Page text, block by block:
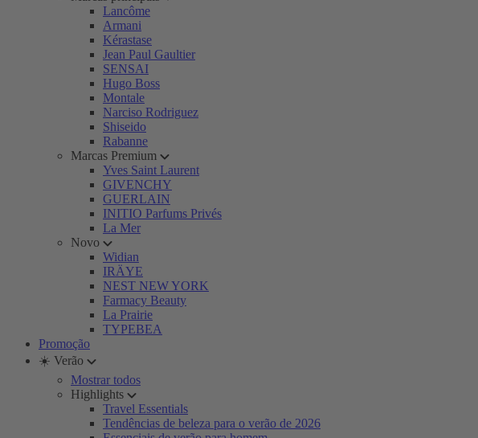
Lancôme
Armani
Kérastase
Jean Paul Gaultier
SENSAI
Hugo Boss
Montale
Narciso Rodriguez
Shiseido
Rabanne
Marcas Premium
Yves Saint Laurent
GIVENCHY
GUERLAIN
INITIO Parfums Privés
La Mer
Novo
Widian
IRÄYE
NEST NEW YORK
Farmacy Beauty
La Prairie
TYPEBEA
Promoção
☀️ Verão
Mostrar todos
Highlights
Travel Essentials
Tendências de beleza para o verão de 2026